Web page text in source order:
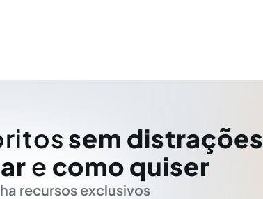
sem distrações
e como quiser
recursos exclusivos